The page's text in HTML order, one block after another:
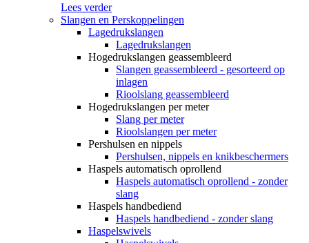
Lees verder
Slangen en Perskoppelingen
Lagedrukslangen
Lagedrukslangen
Hogedrukslangen geassembleerd
Slangen geassembleerd - gesorteerd op
inlagen
Rioolslang geassembleerd
Hogedrukslangen per meter
Slang per meter
Rioolslangen per meter
Pershulsen en nippels
Pershulsen, nippels en knikbeschermers
Haspels automatisch oprollend
Haspels automatisch oprollend - zonder
slang
Haspels handbediend
Haspels handbediend - zonder slang
Haspelswivels